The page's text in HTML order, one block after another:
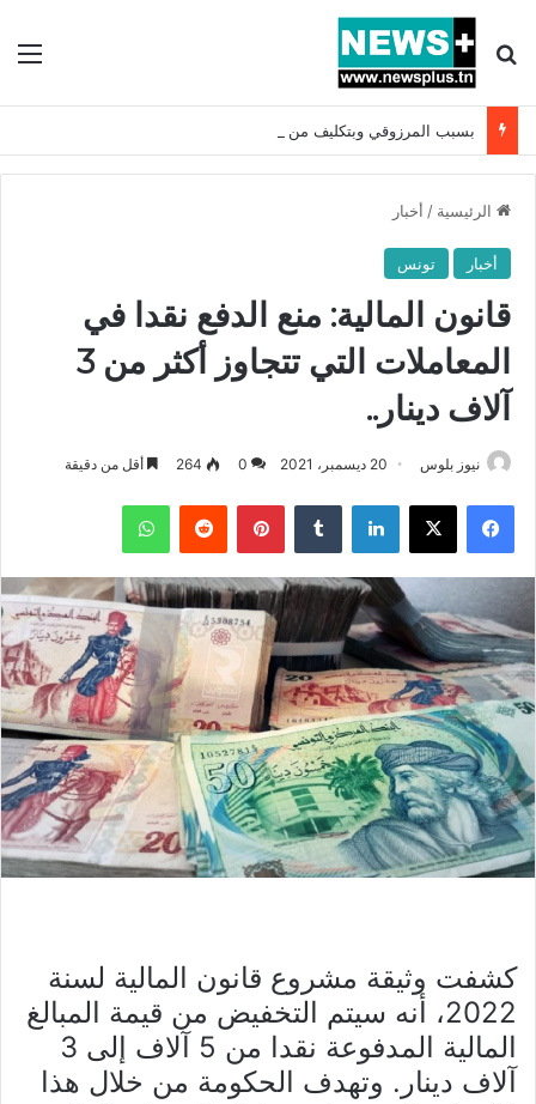
بحث عن
الرئيسية / أخبار
أخبار تونس
قانون المالية: منع الدفع نقدا في
المعاملات التي تتجاوز أكثر من 3
آلاف دينار..
نيوز بلوس 20 ديسمبر، 2021 0
264 أقل من دقيقة
فيسبوك X لينكدإن بينتيريست واتساب
كشفت وثيقة مشروع قانون المالية لسنة
2022، أنه سيتم التخفيض من قيمة المبالغ
المالية المدفوعة نقدا من 5 آلاف إلى 3
آلاف دينار. وتهدف الحكومة من خلال هذا